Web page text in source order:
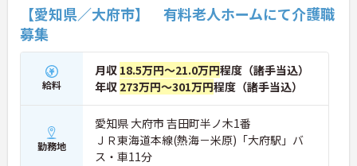
【愛知県／大府市】 有料老人ホームにて介護職
募集
給料
月収 18.5万円～21.0万円程度（諸手当込）
年収 273万円～301万円程度（諸手当込）
勤務地
愛知県 大府市 吉田町半ノ木1番
ＪＲ東海道本線(熱海－米原)「大府駅」バ
ス・車11分